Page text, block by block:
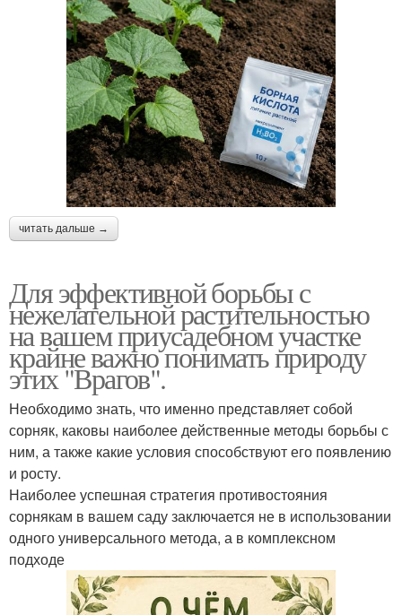
читать дальше →
Для эффективной борьбы с
нежелательной растительностью
на вашем приусадебном участке
крайне важно понимать природу
этих "Врагов".
Необходимо знать, что именно представляет собой
сорняк, каковы наиболее действенные методы борьбы с
ним, а также какие условия способствуют его появлению
и росту.
Наиболее успешная стратегия противостояния
сорнякам в вашем саду заключается не в использовании
одного универсального метода, а в комплексном
подходе